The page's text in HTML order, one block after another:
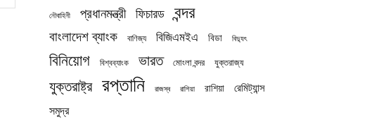
নৌবাহিনী প্রধানমন্ত্রী ফিচারড বন্দর
বাংলাদেশ ব্যাংক বাণিজ্য বিজিএমইএ বিডা বিদ্যুৎ
বিনিয়োগ বিশ্বব্যাংক ভারত মোংলা বন্দর যুক্তরাজ্য
যুক্তরাষ্ট্র রপ্তানি রাজস্ব রাশিয়া রাশিয়া রেমিট্যান্স
সমুদ্র